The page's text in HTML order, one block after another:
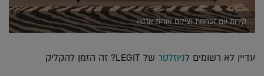
קירות עם זכרונות (צילום אורית ארנון)
עדיין לא רשומים לניוזלטר של LEGIT? זה הזמן להקליק